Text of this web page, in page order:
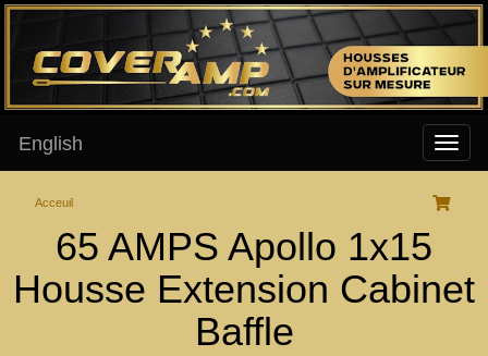
English
Acceuil
65 AMPS Apollo 1x15
Housse Extension Cabinet
Baffle